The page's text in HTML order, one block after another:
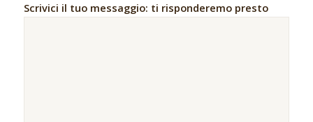
Scrivici il tuo messaggio: ti risponderemo presto